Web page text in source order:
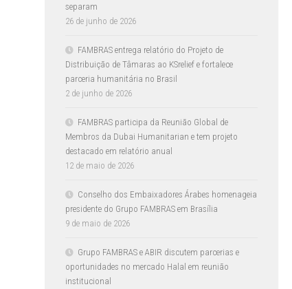
separam
26 de junho de 2026
FAMBRAS entrega relatório do Projeto de
Distribuição de Tâmaras ao KSrelief e fortalece
parceria humanitária no Brasil
2 de junho de 2026
FAMBRAS participa da Reunião Global de
Membros da Dubai Humanitarian e tem projeto
destacado em relatório anual
12 de maio de 2026
Conselho dos Embaixadores Árabes homenageia
presidente do Grupo FAMBRAS em Brasília
9 de maio de 2026
Grupo FAMBRAS e ABIR discutem parcerias e
oportunidades no mercado Halal em reunião
institucional